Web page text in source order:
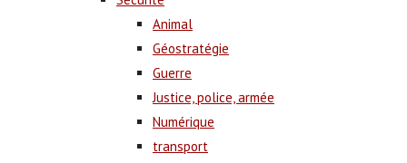
Animal
Géostratégie
Guerre
Justice, police, armée
Numérique
transport